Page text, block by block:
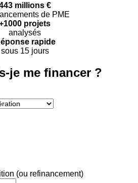
millions €
de PME
projets
analysés
rapide
sous 15 jours
je me financer ?
(ou refinancement)